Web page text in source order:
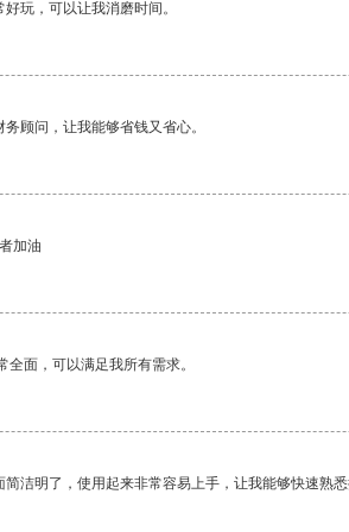
玩，可以让我消磨时间。
顾问，让我能够省钱又省心。
加油
全面，可以满足我所有需求。
洁明了，使用起来非常容易上手，让我能够快速熟